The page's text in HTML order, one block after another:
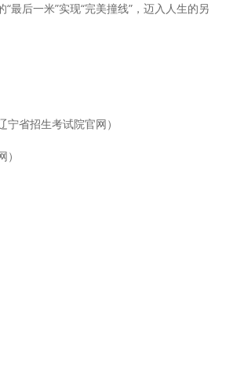
最后一米”实现“完美撞线”，迈入人生的另
省招生考试院官网）